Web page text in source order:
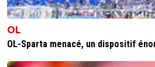
OL
OL-Sparta menacé, un dispositif